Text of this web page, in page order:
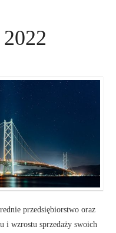
przedsiębiorstwo oraz
i wzrostu sprzedaży swoich